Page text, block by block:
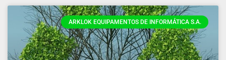
ARKLOK EQUIPAMENTOS DE INFORMÁTICA S.A.